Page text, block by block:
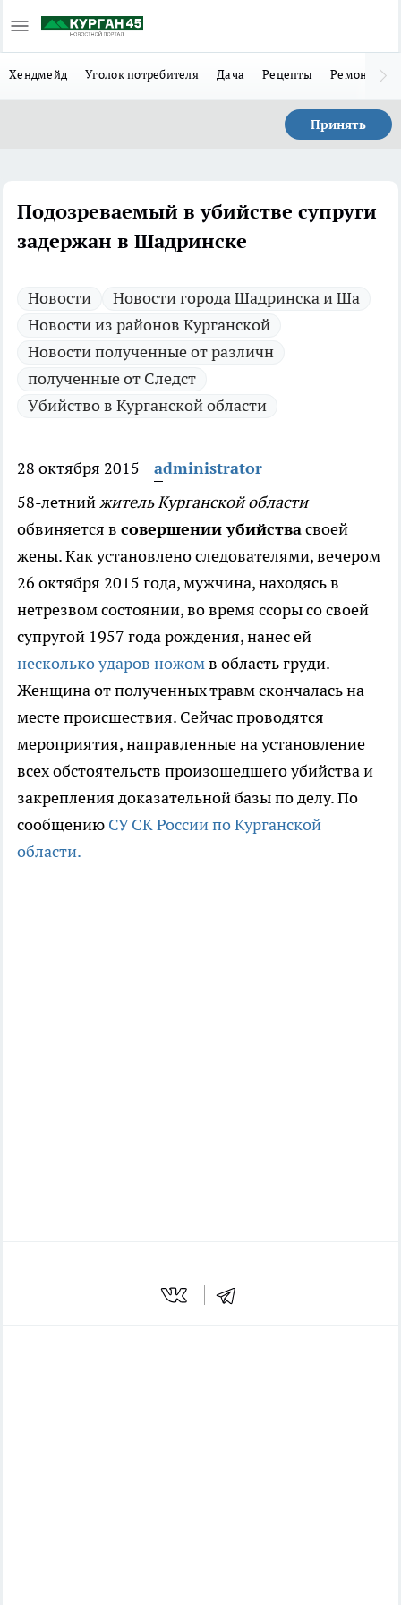
Хендмейд Уголок потребителя Дача Рецепты Ремонт
Принять
Подозреваемый в убийстве супруги
задержан в Шадринске
Новости
Новости города Шадринска и Ша
Новости из районов Курганской
Новости полученные от различн
полученные от Следст
Убийство в Курганской области
28 октября 2015
administrator
58-летнийжитель Курганской области
обвиняется в совершении убийствасвоей
жены.Как установлено следователями, вечером
26 октября 2015 года, мужчина, находясь в
нетрезвом состоянии, во время ссоры со своей
супругой 1957 года рождения, нанес ей
несколько ударов ножомв область груди.
Женщина от полученных травм скончалась на
месте происшествия. Сейчас проводятся
мероприятия, направленные на установление
всех обстоятельств произошедшего убийства и
закрепления доказательной базы по делу. По
сообщению СУ СК России по Курганской
области.